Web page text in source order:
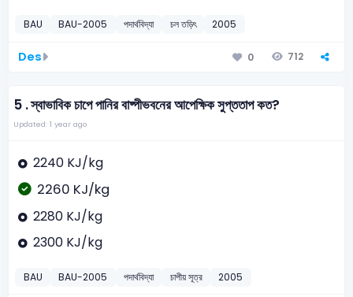
BAU BAU-2005 পদার্থবিদ্যা চল তড়িৎ 2005
Des 0 712
5 .স্বাভাবিক চাপে পানির বাষ্পীভবনের আপেক্ষিক সুপ্ততাপ কত?
Updated: 1 year ago
2240 KJ/kg
2260 KJ/kg
2280 KJ/kg
2300 KJ/kg
BAU BAU-2005 পদার্থবিদ্যা চাপীয় সূত্র 2005